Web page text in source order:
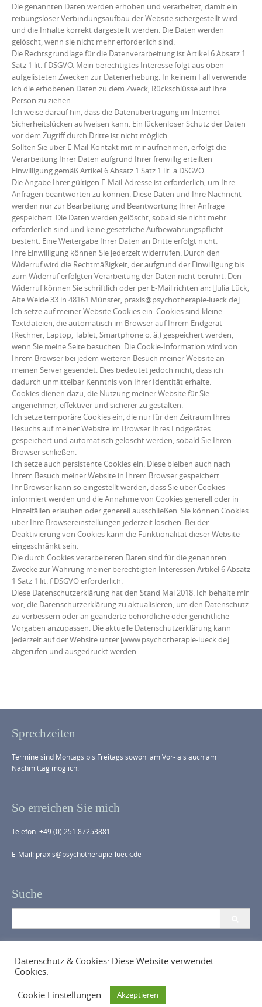
Die genannten Daten werden erhoben und verarbeitet, damit ein
reibungsloser Verbindungsaufbau der Website sichergestellt wird
und die Inhalte korrekt dargestellt werden. Die Daten werden
gelöscht, wenn sie nicht mehr erforderlich sind.
Die Rechtsgrundlage für die Datenverarbeitung ist Artikel 6 Absatz 1
Satz 1 lit. f DSGVO. Mein berechtigtes Interesse folgt aus oben
aufgelisteten Zwecken zur Datenerhebung. In keinem Fall verwende
ich die erhobenen Daten zu dem Zweck, Rückschlüsse auf Ihre
Person zu ziehen.
Ich weise darauf hin, dass die Datenübertragung im Internet
Sicherheitslücken aufweisen kann. Ein lückenloser Schutz der Daten
vor dem Zugriff durch Dritte ist nicht möglich.
Sollten Sie über E-Mail-Kontakt mit mir aufnehmen, erfolgt die
Verarbeitung Ihrer Daten aufgrund Ihrer freiwillig erteilten
Einwilligung gemäß Artikel 6 Absatz 1 Satz 1 lit. a DSGVO.
Die Angabe Ihrer gültigen E-Mail-Adresse ist erforderlich, um Ihre
Anfragen beantworten zu können. Diese Daten und Ihre Nachricht
werden nur zur Bearbeitung und Beantwortung Ihrer Anfrage
gespeichert. Die Daten werden gelöscht, sobald sie nicht mehr
erforderlich sind und keine gesetzliche Aufbewahrungspflicht
besteht. Eine Weitergabe Ihrer Daten an Dritte erfolgt nicht.
Ihre Einwilligung können Sie jederzeit widerrufen. Durch den
Widerruf wird die Rechtmäßigkeit, der aufgrund der Einwilligung bis
zum Widerruf erfolgten Verarbeitung der Daten nicht berührt. Den
Widerruf können Sie schriftlich oder per E-Mail richten an: [Julia Lück,
Alte Weide 33 in 48161 Münster, praxis@psychotherapie-lueck.de].
Ich setze auf meiner Website Cookies ein. Cookies sind kleine
Textdateien, die automatisch im Browser auf Ihrem Endgerät
(Rechner, Laptop, Tablet, Smartphone o. ä.) gespeichert werden,
wenn Sie meine Seite besuchen. Die Cookie-Information wird von
Ihrem Browser bei jedem weiteren Besuch meiner Website an
meinen Server gesendet. Dies bedeutet jedoch nicht, dass ich
dadurch unmittelbar Kenntnis von Ihrer Identität erhalte.
Cookies dienen dazu, die Nutzung meiner Website für Sie
angenehmer, effektiver und sicherer zu gestalten.
Ich setze temporäre Cookies ein, die nur für den Zeitraum Ihres
Besuchs auf meiner Website im Browser Ihres Endgerätes
gespeichert und automatisch gelöscht werden, sobald Sie Ihren
Browser schließen.
Ich setze auch persistente Cookies ein. Diese bleiben auch nach
Ihrem Besuch meiner Website in Ihrem Browser gespeichert.
Ihr Browser kann so eingestellt werden, dass Sie über Cookies
informiert werden und die Annahme von Cookies generell oder in
Einzelfällen erlauben oder generell ausschließen. Sie können Cookies
über Ihre Browsereinstellungen jederzeit löschen. Bei der
Deaktivierung von Cookies kann die Funktionalität dieser Website
eingeschränkt sein.
Die durch Cookies verarbeiteten Daten sind für die genannten
Zwecke zur Wahrung meiner berechtigten Interessen Artikel 6 Absatz
1 Satz 1 lit. f DSGVO erforderlich.
Diese Datenschutzerklärung hat den Stand Mai 2018. Ich behalte mir
vor, die Datenschutzerklärung zu aktualisieren, um den Datenschutz
zu verbessern oder an geänderte behördliche oder gerichtliche
Vorgaben anzupassen. Die aktuelle Datenschutzerklärung kann
jederzeit auf der Website unter [www.psychotherapie-lueck.de]
abgerufen und ausgedruckt werden.
Sprechzeiten
Termine sind Montags bis Freitags sowohl am Vor- als auch am
Nachmittag möglich.
So erreichen Sie mich
Telefon: +49 (0) 251 87253881
E-Mail: praxis@psychotherapie-lueck.de
Suche
h
Copyright © 2026 Julia Lück. All rights reserved.
Datenschutz & Cookies: Diese Website verwendet
Cookies.
Cookie Einstellungen Akzeptieren